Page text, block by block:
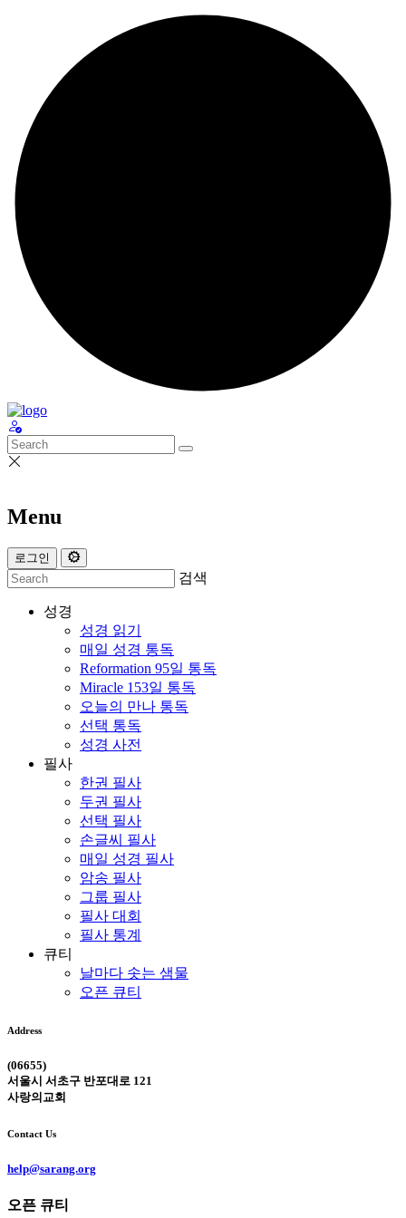
Menu
로그인
검색
성경
성경 읽기
매일 성경 통독
Reformation 95일 통독
Miracle 153일 통독
오늘의 만나 통독
선택 통독
성경 사전
필사
한권 필사
두권 필사
선택 필사
손글씨 필사
매일 성경 필사
암송 필사
그룹 필사
필사 대회
필사 통계
큐티
날마다 솟는 샘물
오픈 큐티
Address
(06655)
서울시 서초구 반포대로 121
사랑의교회
Contact Us
help@sarang.org
오픈 큐티